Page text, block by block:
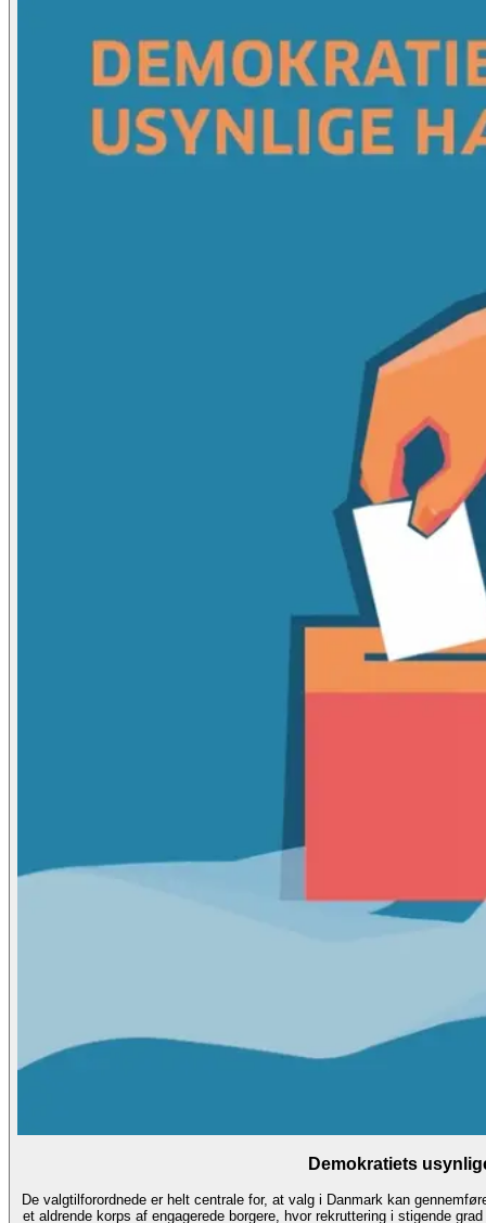
Demokratiets
De valgtilforordnede er helt centrale for, at valg i Danmark kan
et aldrende korps af engagerede borgere, hvor rekruttering i stigende